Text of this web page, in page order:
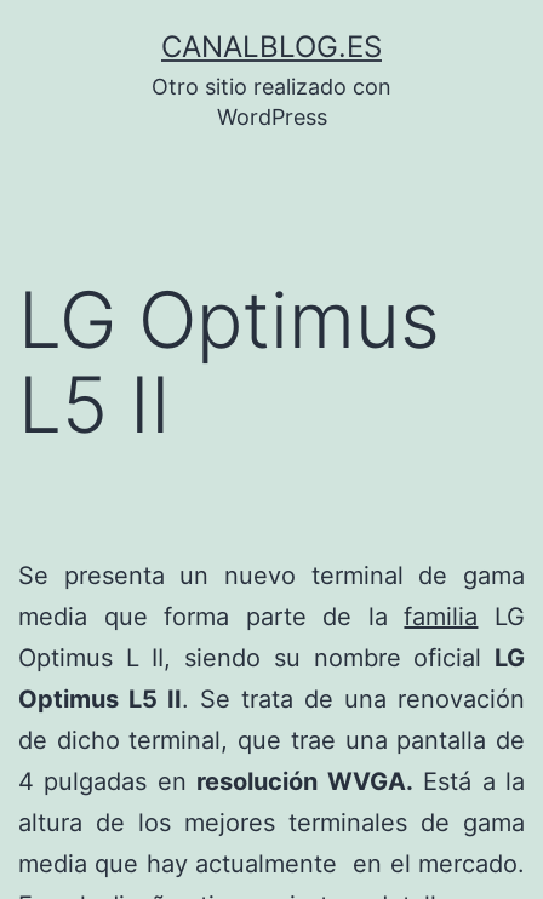
CANALBLOG.ES
Otro sitio realizado con
WordPress
LG Optimus
L5 II
Se presenta un nuevo terminal de gama
media que forma parte de lafamilia LG
Optimus L II, siendo su nombre oficial LG
Optimus L5 II. Se trata de una renovación
de dicho terminal, que trae una pantalla de
4 pulgadas en resolución WVGA. Está a la
altura de los mejores terminales de gama
media que hay actualmente en el mercado.